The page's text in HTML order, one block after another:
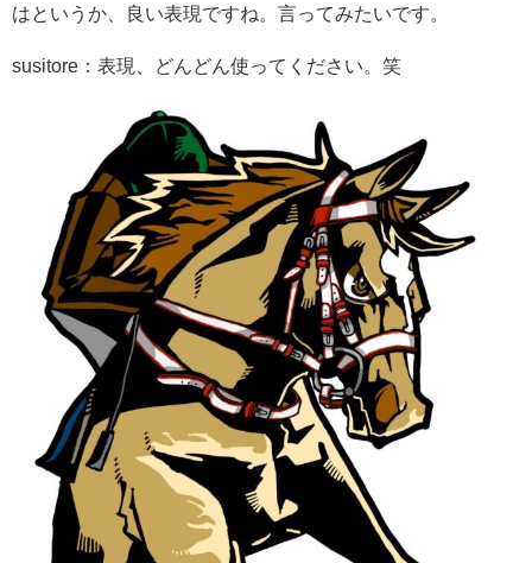
はというか、良い表現ですね。言ってみたいです。
susitore：表現、どんどん使ってください。笑